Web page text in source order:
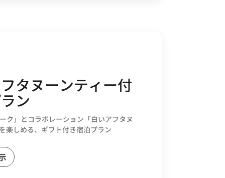
タヌーンティー付
ン
ク」とコラボレーション「白いアフタヌ
楽しめる、ギフト付き宿泊プラン